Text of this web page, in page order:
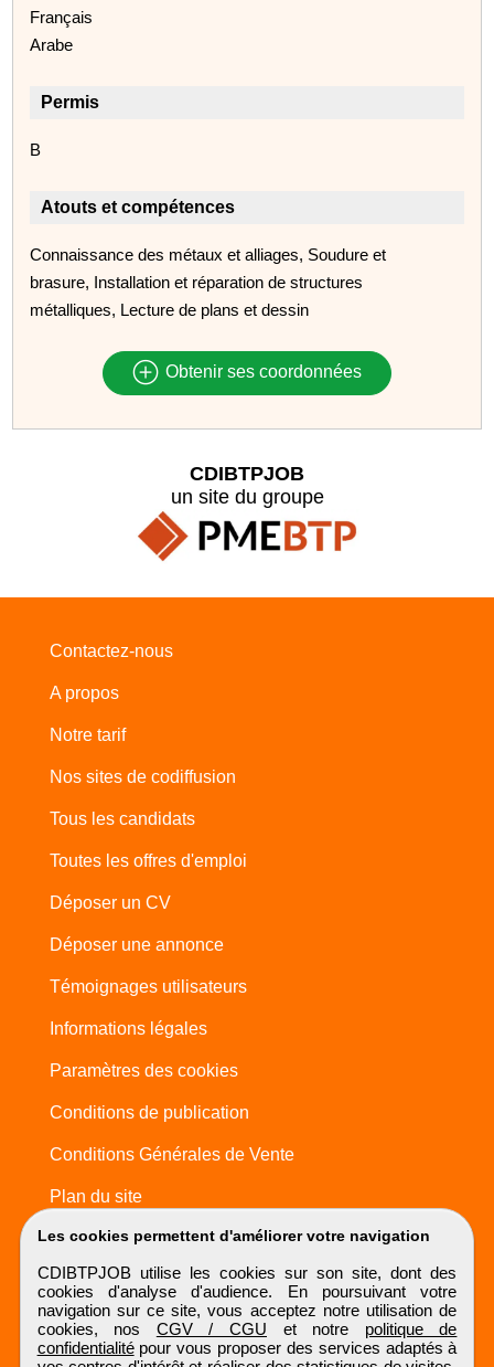
Français
Arabe
Permis
B
Atouts et compétences
Connaissance des métaux et alliages, Soudure et
brasure, Installation et réparation de structures
métalliques, Lecture de plans et dessin
Obtenir ses coordonnées
Les cookies permettent d'améliorer votre navigation
CDIBTPJOB utilise les cookies sur son site, dont des
cookies d'analyse d'audience. En poursuivant votre
navigation sur ce site, vous acceptez notre utilisation de
cookies, nos CGV / CGU et notre politique de
confidentialitépour vous proposer des services adaptés à
CDIBTPJOB
un site du groupe
Contactez-nous
A propos
Notre tarif
Nos sites de codiffusion
Tous les candidats
Toutes les offres d'emploi
Déposer un CV
Déposer une annonce
Témoignages utilisateurs
Informations légales
Paramètres des cookies
Conditions de publication
Conditions Générales de Vente
Plan du site